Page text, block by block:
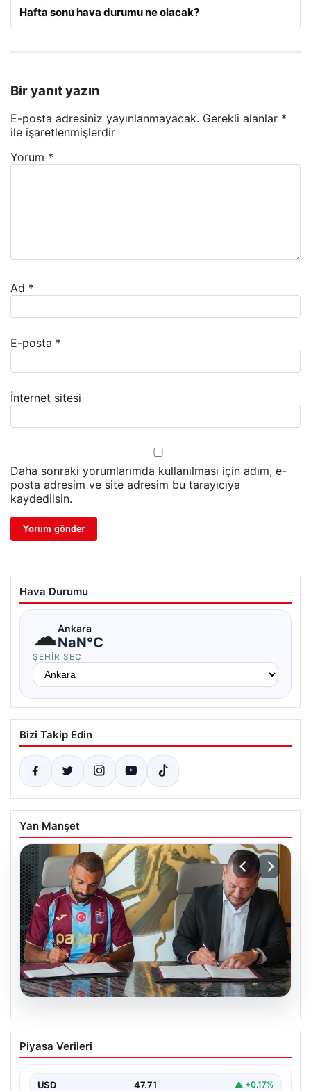
Hafta sonu hava durumu ne olacak?
Bir yanıt yazın
E-posta adresiniz yayınlanmayacak. Gerekli alanlar *
ile işaretlenmişlerdir
Yorum *
Ad *
E-posta *
İnternet sitesi
Daha sonraki yorumlarımda kullanılması için adım, e-
posta adresim ve site adresim bu tarayıcıya
kaydedilsin.
Hava Durumu
☁Ankara
NaN°C
ŞEHIR SEÇ
Bizi Takip Edin
Yan Manşet
Trabzonspor Salah’ın maliyetini
açıkladı!
Piyasa Verileri
USD 47.71 ▲ +0.17%